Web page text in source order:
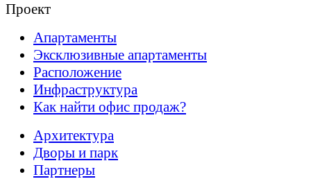
Проект
Апартаменты
Эксклюзивные апартаменты
Расположение
Инфраструктура
Как найти офис продаж?
Архитектура
Дворы и парк
Партнеры